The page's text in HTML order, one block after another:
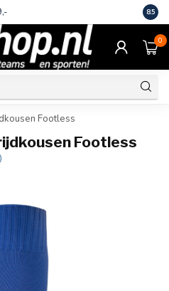
Eigen
8.5
0
Footless
Footless